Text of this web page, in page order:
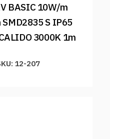
BASIC 10W/m
S IP65
3000K 1m
12-207